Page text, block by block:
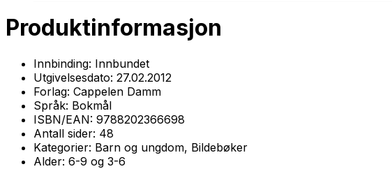
Produktinformasjon
Innbinding: Innbundet
Utgivelsesdato: 27.02.2012
Forlag: Cappelen Damm
Språk: Bokmål
ISBN/EAN: 9788202366698
Antall sider: 48
Kategorier: Barn og ungdom, Bildebøker
Alder: 6-9 og 3-6